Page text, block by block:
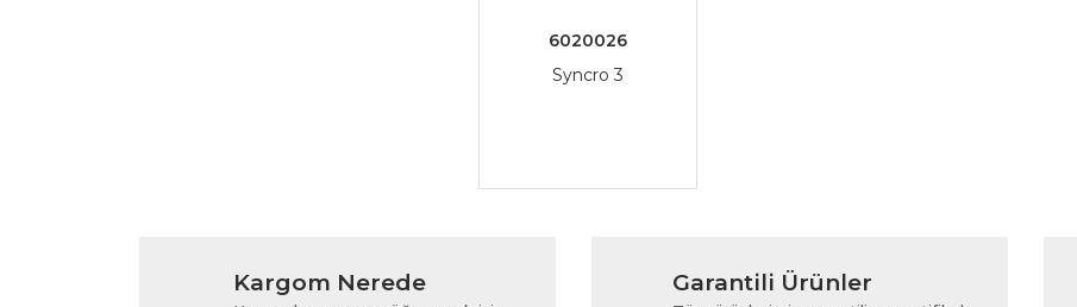
6020026
Syncro 3
Kargom Nerede Garantili Ürünler